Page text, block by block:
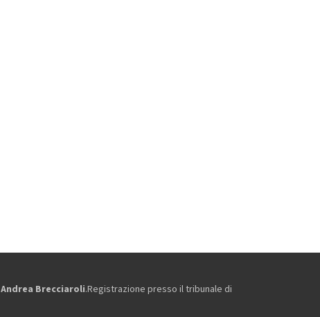
Andrea Brecciaroli.Registrazione presso il tribunale di